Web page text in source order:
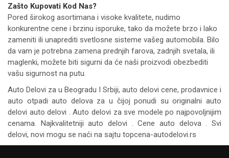
Zašto Kupovati Kod Nas?
Pored širokog asortimana i visoke kvalitete, nudimo
konkurentne cene i brzinu isporuke, tako da možete brzo i lako
zameniti ili unaprediti svetlosne sisteme vašeg automobila. Bilo
da vam je potrebna zamena prednjih farova, zadnjih svetala, ili
maglenki, možete biti sigurni da će naši proizvodi obezbediti
vašu sigurnost na putu.
Auto Delovi za u Beogradu I Srbiji, auto delovi cene, prodavnice i
auto otpadi auto delova za u čijoj ponudi su originalni auto
delovi auto delovi . Auto delovi za sve modele po najpovoljnijim
cenama. Najkvalitetniji auto delovi . Cene auto delova . Svi
delovi, novi mogu se naći na sajtu topcena-autodelovi.rs